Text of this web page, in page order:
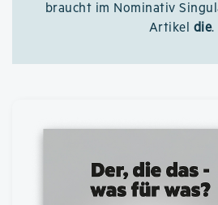
braucht im Nominativ
Artikel die.